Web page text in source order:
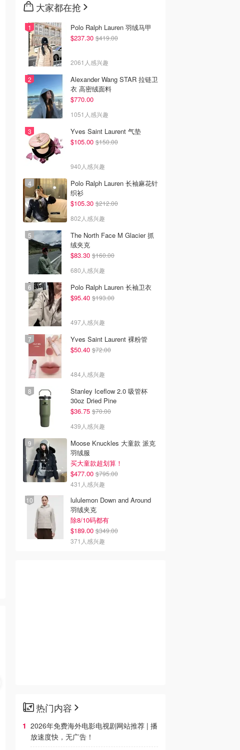
The ordinary Natural
Moisturizing Factors 保
The Ordinary AU
Antipodes 香草荚保湿
日霜 抗氧化
Dealmoon澳新省钱快报
大家都在抢
Polo Ralph Lauren 羽绒马甲
$237.30 $419.00
2061人感兴趣
Alexander Wang STAR 拉链卫
衣 高密绒面料
$770.00
1051人感兴趣
Yves Saint Laurent 气垫
$105.00 $150.00
940人感兴趣
Polo Ralph Lauren 长袖麻花针
织衫
$105.30 $212.00
802人感兴趣
The North Face M Glacier 抓
绒夹克
$83.30 $160.00
680人感兴趣
Polo Ralph Lauren 长袖卫衣
$95.40 $193.00
497人感兴趣
Yves Saint Laurent 裸粉管
$50.40 $72.00
484人感兴趣
Stanley Iceflow 2.0 吸管杯
30oz Dried Pine
$36.75 $70.00
439人感兴趣
Moose Knuckles 大童款 派克
羽绒服
买大童款超划算！
$477.00 $795.00
431人感兴趣
lululemon Down and Around
羽绒夹克
除8/10码都有
$189.00 $349.00
371人感兴趣
热门内容
2026年免费海外电影电视剧网站推荐 | 播
放速度快，无广告！